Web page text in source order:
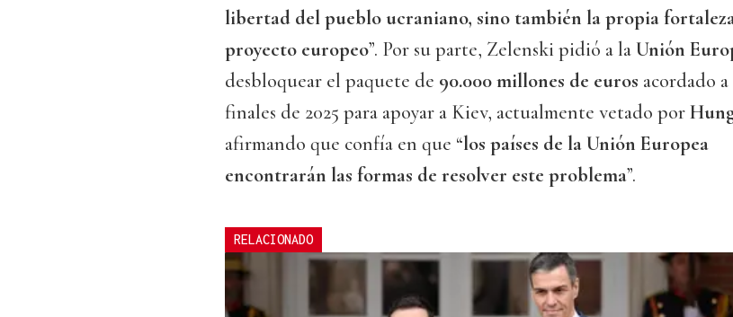
libertad del pueblo ucraniano, sino también la propia
proyecto europeo”. Por su parte, Zelenski pidió a laUnión
desbloquear el paquete de 90.000 millones de euros acordado a
finales de 2025 para apoyar a Kiev, actualmente vetado por
afirmando que confía en que “los países de la Unión Europea
encontrarán las formas de resolver este problema”.
RELACIONADO